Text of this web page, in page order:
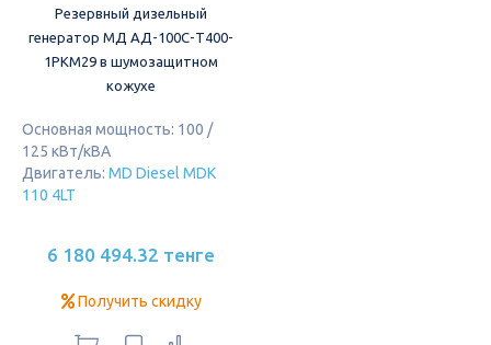
Резервный дизельный
генератор МД АД-100С-Т400-
1РКМ29 в шумозащитном
кожухе
Основная мощность: 100 /
125 кВт/кВА
Двигатель: MD Diesel MDK
110 4LT
6 180 494.32 тенге
Получить скидку